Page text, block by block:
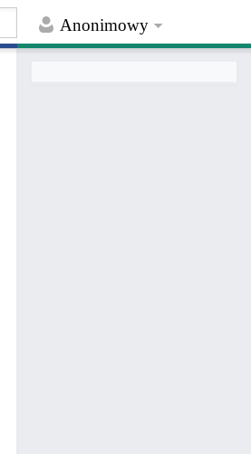
Anonimowy